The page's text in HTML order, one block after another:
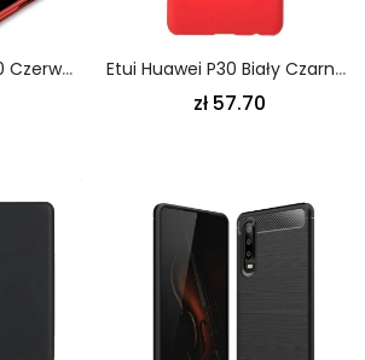
Futerały Huawei P30 Czerwony Czarny Ipaky Seria Hybrydowa Etui Huawei P30 Biały Czarny Klasyczny Sztywny Etui Ochronne
zł 57.70